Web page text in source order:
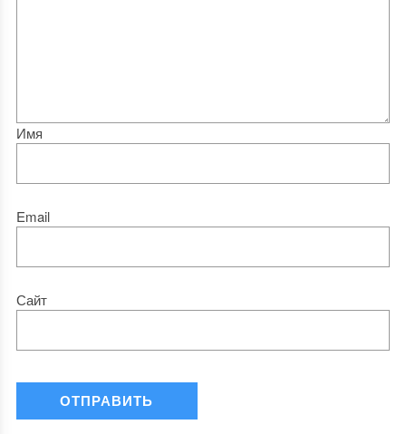
Имя
Email
Сайт